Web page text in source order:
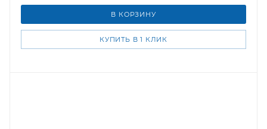
В КОРЗИНУ
КУПИТЬ В 1 КЛИК